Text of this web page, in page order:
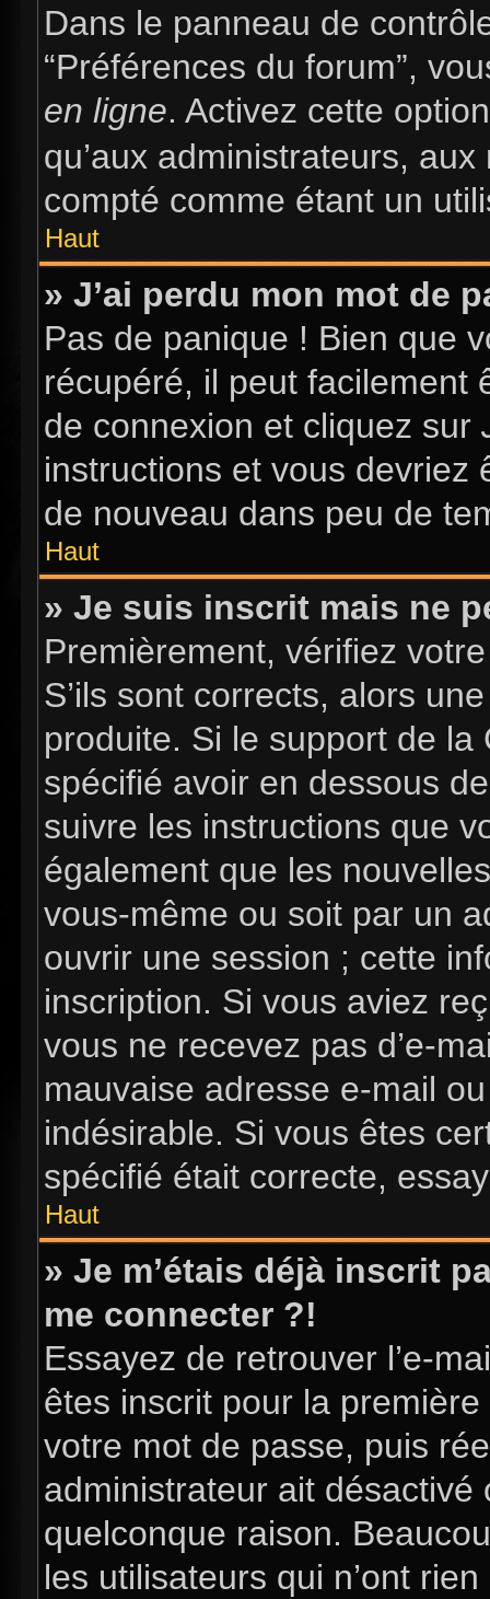
Dans le panneau de
“Préférences du forum”,
en ligne. Activez cette
qu’aux administrateurs,
compté comme étant un
Haut
» J’ai perdu mon mot de
Pas de panique ! Bien que
récupéré, il peut facilement
de connexion et cliquez sur
instructions et vous devriez
de nouveau dans peu de
Haut
» Je suis inscrit mais ne
Premièrement, vérifiez
S’ils sont corrects, alors
produite. Si le support de la
spécifié avoir en dessous
suivre les instructions que
également que les
vous-même ou soit par un
ouvrir une session ; cette
inscription. Si vous aviez
vous ne recevez pas d’e-
mauvaise adresse e-mail
indésirable. Si vous êtes
spécifié était correcte,
Haut
» Je m’étais déjà inscrit
me connecter ?!
Essayez de retrouver l’e-
êtes inscrit pour la
votre mot de passe, puis
administrateur ait
quelconque raison.
les utilisateurs qui n’ont